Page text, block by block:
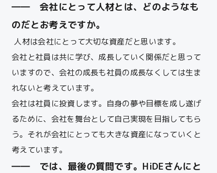
―― 会社にとって人材とは、どのようなも
のだとお考えですか。
人材は会社にとって大切な資産だと思います。
会社と社員は共に学び、成長していく関係だと思って
いますので、会社の成長も社員の成長なくしては生ま
れないと考えています。
会社は社員に投資します。自身の夢や目標を成し遂げ
るために、会社を舞台として自己実現を目指してもら
う。それが会社にとっても大きな資産になっていくと
考えています。
―― では、最後の質問です。 HiDEさんにと